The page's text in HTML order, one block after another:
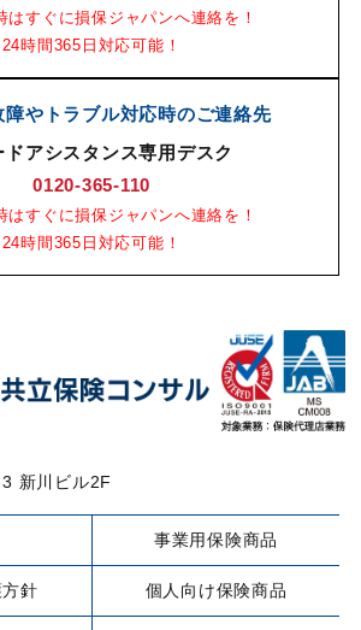
はすぐに損保ジャパンへ連絡を！
24時間365日対応可能！
障やトラブル対応時のご連絡先
アシスタンス専用デスク
0120-365-110
はすぐに損保ジャパンへ連絡を！
24時間365日対応可能！
新川ビル2F
事業用保険商品
針 個人向け保険商品